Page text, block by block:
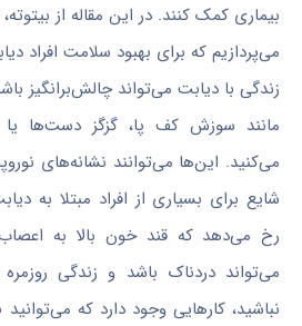
بیماری کمک کنند. در این مقاله از
می‌پردازیم که برای بهبود سلامت افراد
زندگی با دیابت می‌تواند چالش‌برانگیز
مانند سوزش کف پا، گزگز دست‌ها
می‌کنید. این‌ها می‌توانند نشانه‌های
شایع برای بسیاری از افراد مبتلا به
رخ می‌دهد که قند خون بالا به
می‌تواند دردناک باشد و زندگی
نباشید، کارهایی وجود دارد که